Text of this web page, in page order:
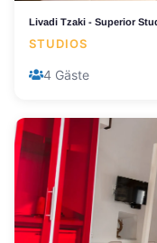
Livadi Tzaki - Superior
STUDIOS
4 Gäste